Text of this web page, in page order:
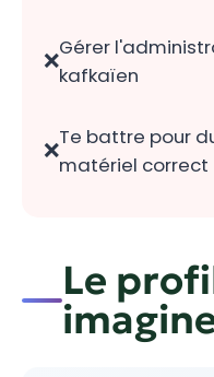
Gérer
kafkaïen
Te battre pour
matériel correct
Le